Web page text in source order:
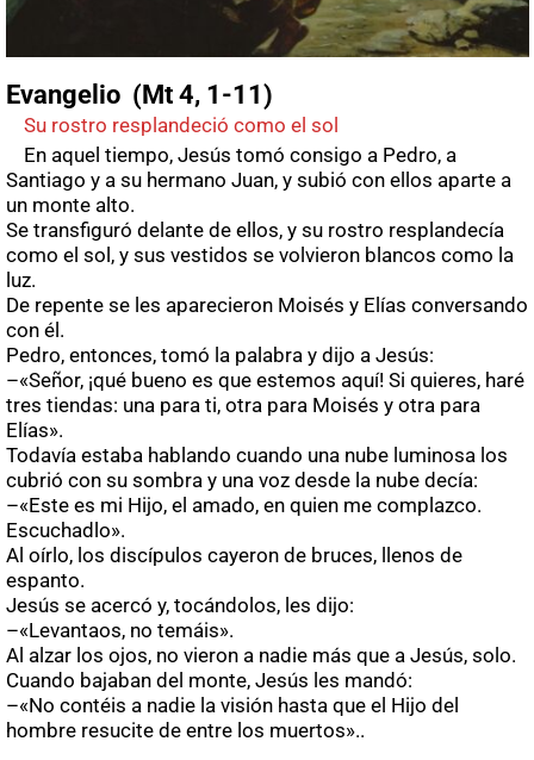
Evangelio (Mt 4, 1-11)
Su rostro resplandeció como el sol
En aquel tiempo, Jesús tomó consigo a Pedro, a
Santiago y a su hermano Juan, y subió con ellos aparte a
un monte alto.
Se transfiguró delante de ellos, y su rostro resplandecía
como el sol, y sus vestidos se volvieron blancos como la
luz.
De repente se les aparecieron Moisés y Elías conversando
con él.
Pedro, entonces, tomó la palabra y dijo a Jesús:
–«Señor, ¡qué bueno es que estemos aquí! Si quieres, haré
tres tiendas: una para ti, otra para Moisés y otra para
Elías».
Todavía estaba hablando cuando una nube luminosa los
cubrió con su sombra y una voz desde la nube decía:
–«Este es mi Hijo, el amado, en quien me complazco.
Escuchadlo».
Al oírlo, los discípulos cayeron de bruces, llenos de
espanto.
Jesús se acercó y, tocándolos, les dijo:
–«Levantaos, no temáis».
Al alzar los ojos, no vieron a nadie más que a Jesús, solo.
Cuando bajaban del monte, Jesús les mandó:
–«No contéis a nadie la visión hasta que el Hijo del
hombre resucite de entre los muertos»..